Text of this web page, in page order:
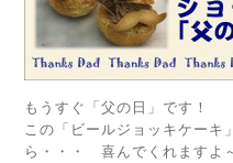
もうすぐ「父の日」です！
この「ビールジョッキケーキ
ら・・・ 喜んでくれますよ